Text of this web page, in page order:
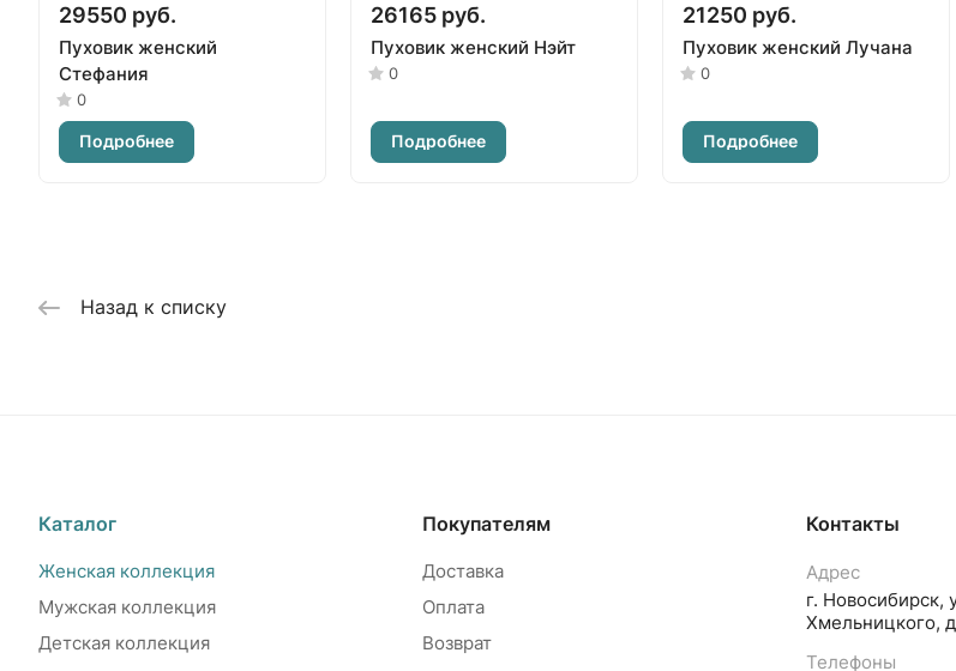
29550 руб.
Пуховик женский
Стефания
0
Подробнее
26165 руб.
Пуховик женский Нэйт
0
Подробнее
21250 руб.
Пуховик женский Лучана
0
Подробнее
Назад к списку
Каталог
Женская коллекция
Мужская коллекция
Детская коллекция
Покупателям
Доставка
Оплата
Возврат
Контакты
Адрес
г. Новосибирск,
Хмельницкого,
Телефоны